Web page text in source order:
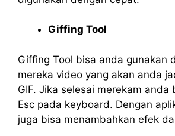
Giffing Tool
Giffing Tool bisa anda gunakan
mereka video yang akan anda
GIF. Jika selesai merekam anda
Esc pada keyboard. Dengan
juga bisa menambahkan efek